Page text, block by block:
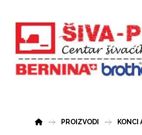
PROIZVODI KONCI